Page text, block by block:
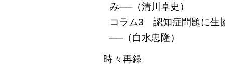
み──（清川卓史）
コラム3 認知症問題に生
──（白水忠隆）
時々再録